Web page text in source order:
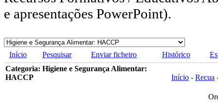
e apresentações PowerPoint).
Início Pesquisar Enviar ficheiro Histórico
Categoria: Higiene e Segurança Alimentar:
HACCP
Início - Recua